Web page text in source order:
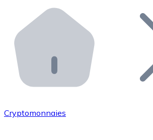
Distributeurs automatiques Bitnovo
Intégrez un ATM Bitnovo dans
API Bitnovo
Intégrez notre API dans votre
Rejoignez notre réseau de
Cryptomonnaies